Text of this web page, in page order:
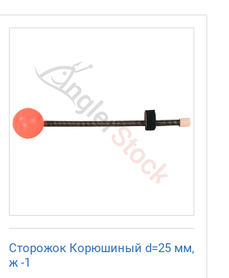
Сторожок Корюшиный d=25 мм,
ж -1